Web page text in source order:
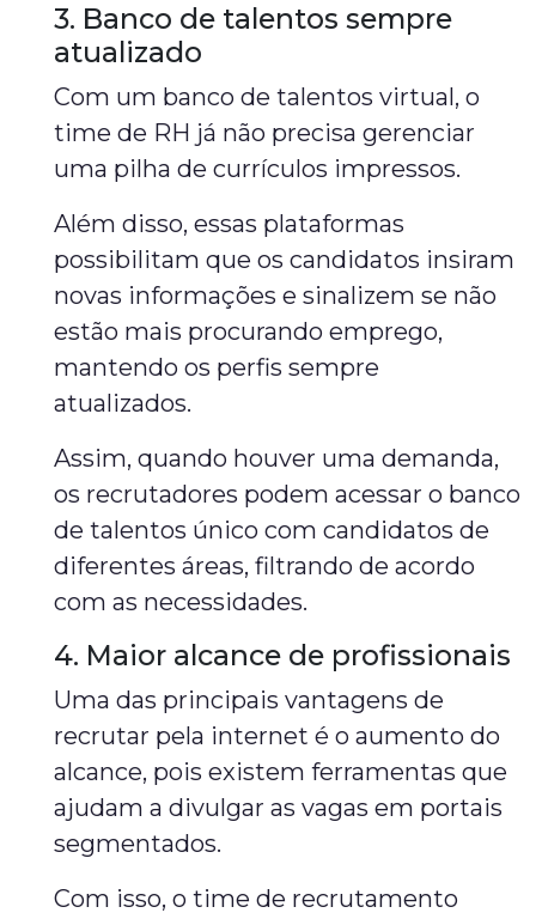
3. Banco de talentos sempre
atualizado
Com um banco de talentos virtual, o
time de RH já não precisa gerenciar
uma pilha de currículos impressos.
Além disso, essas plataformas
possibilitam que os candidatos insiram
novas informações e sinalizem se não
estão mais procurando emprego,
mantendo os perfis sempre
atualizados.
Assim, quando houver uma demanda,
os recrutadores podem acessar o banco
de talentos único com candidatos de
diferentes áreas, filtrando de acordo
com as necessidades.
4. Maior alcance de profissionais
Uma das principais vantagens de
recrutar pela internet é o aumento do
alcance, pois existem ferramentas que
ajudam a divulgar as vagas em portais
segmentados.
Com isso, o time de recrutamento